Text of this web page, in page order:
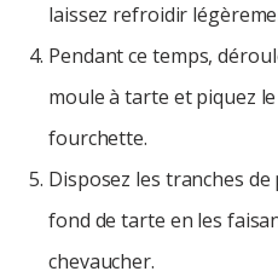
laissez refroidir
Pendant ce temps,
moule à tarte et piquez
fourchette.
Disposez les tranches
fond de tarte en les
chevaucher.